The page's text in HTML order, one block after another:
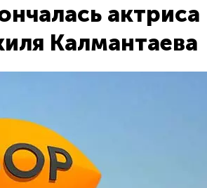
актриса
Калмантаева